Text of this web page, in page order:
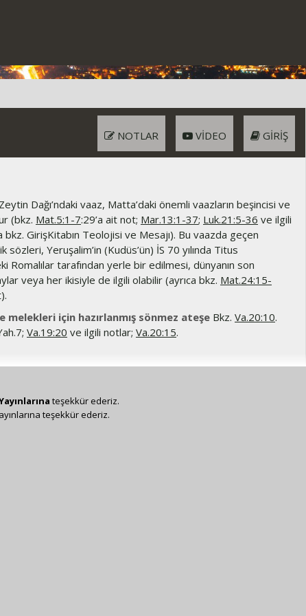
GIRIŞ
VIDEO
NOTLAR
Zeytin Dağı’ndaki vaaz, Matta’daki önemli vaazların beşincisi ve
(bkz. Mat.5:1-7:29’a ait not; Mar.13:1-37; Luk.21:5-36 ve ilgili
bkz. GirişKitabın Teolojisi ve Mesajı). Bu vaazda geçen
sözleri, Yeruşalim’in (Kudüs’ün) İS 70 yılında Titus
Romalılar tarafından yerle bir edilmesi, dünyanın son
veya her ikisiyle de ilgili olabilir (ayrıca bkz. Mat.24:15-
melekleri için hazırlanmış sönmez ateşe Bkz. Va.20:10.
Va.19:20 ve ilgili notlar; Va.20:15.
teşekkür ederiz.
teşekkür ederiz.